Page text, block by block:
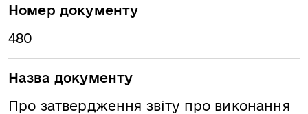
Номер документу
480
Назва документу
Про затвердження звіту про виконання